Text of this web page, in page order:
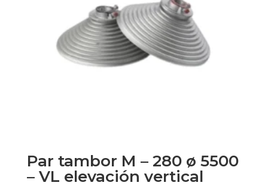
Par tambor M – 280 ø 5500
– VL elevación vertical